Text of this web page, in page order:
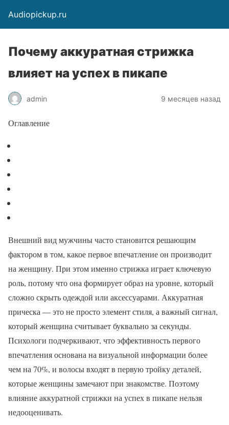
Audiopickup.ru
Почему аккуратная стрижка
влияет на успех в пикапе
admin 9 месяцев назад
Оглавление
Внешний вид мужчины часто становится решающим
фактором в том, какое первое впечатление он производит
на женщину. При этом именно стрижка играет ключевую
роль, потому что она формирует образ на уровне, который
сложно скрыть одеждой или аксессуарами. Аккуратная
прическа — это не просто элемент стиля, а важный сигнал,
который женщина считывает буквально за секунды.
Психологи подчеркивают, что эффективность первого
впечатления основана на визуальной информации более
чем на 70%, и волосы входят в первую тройку деталей,
которые женщины замечают при знакомстве. Поэтому
влияние аккуратной стрижки на успех в пикапе нельзя
недооценивать.